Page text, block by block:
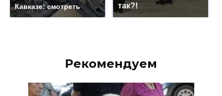
Кавказе: смотреть
так?!
Рекомендуем